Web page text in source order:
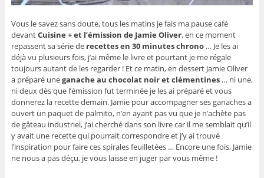
Vous le savez sans doute, tous les matins je fais ma pause café
devantCuisine + et l’émission de Jamie Oliver, en ce moment
repassent sa série de recettes en 30 minutes chrono… Je les ai
déjà vu plusieurs fois, j’ai même le livre et pourtant je me régale
toujours autant de les regarder ! Et ce matin, en dessert Jamie Oliver
a préparé uneganache au chocolat noir et clémentines… ni une,
ni deux dès que l’émission fut terminée je les ai préparé et vous
donnerez la recette demain. Jamie pour accompagner ses ganaches a
ouvert un paquet de palmito, n’en ayant pas vu que je n’achète pas
de gâteau industriel, j’ai cherché dans son livre car il me semblait qu’il
y avait une recette qui pourrait correspondre et j’y ai trouvé
l’inspiration pour faire ces spirales feuilletées … Encore une fois, Jamie
ne nous a pas déçu, je vous laisse en juger par vous même !